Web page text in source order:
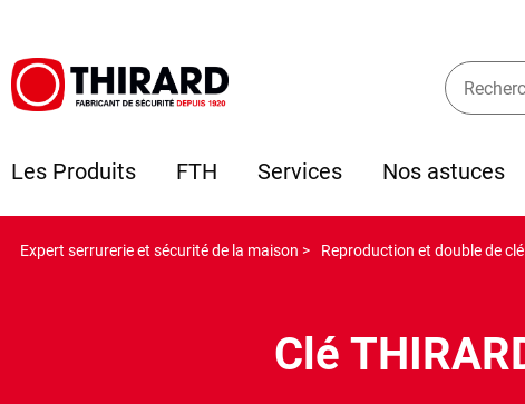
Les Produits FTH Services Nos astuces
Expert serrurerie et sécurité de la maison > Reproduction et double de clé
Clé